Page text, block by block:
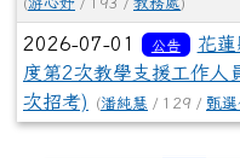
(游心妤 / 193 / 教務處)
2026-07-01 公告
花
度第2次教學支援工作人
次招考)
(潘純慧 / 129 / 甄